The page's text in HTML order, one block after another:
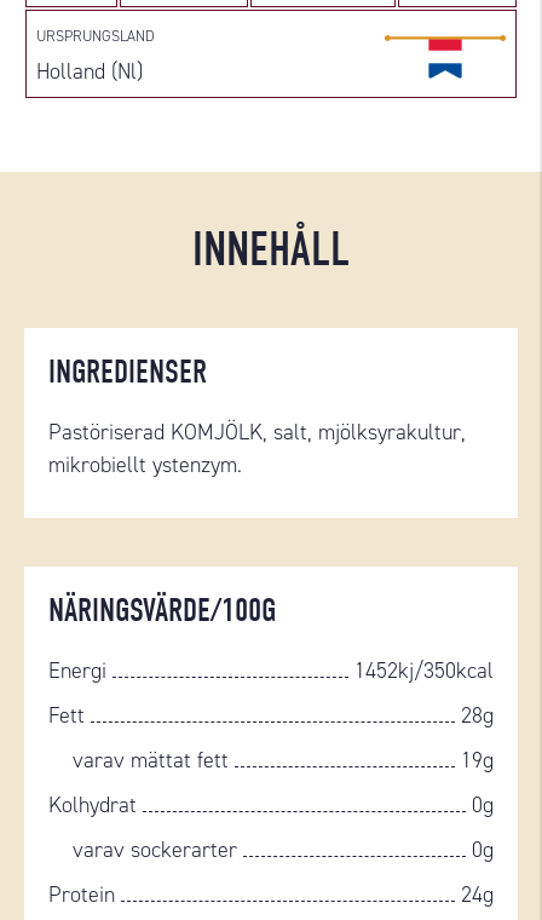
URSPRUNGSLAND
Holland (Nl)
INNEHÅLL
INGREDIENSER
Pastöriserad KOMJÖLK, salt, mjölksyrakultur,
mikrobiellt ystenzym.
NÄRINGSVÄRDE/100G
Energi
1452kj/350kcal
Fett
28g
varav mättat fett
19g
Kolhydrat
0g
varav sockerarter
0g
Protein
24g